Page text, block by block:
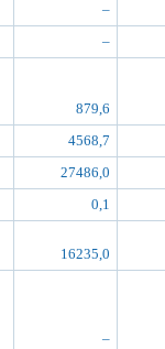
–
–
879,6
4568,7
27486,0
0,1
16235,0
–